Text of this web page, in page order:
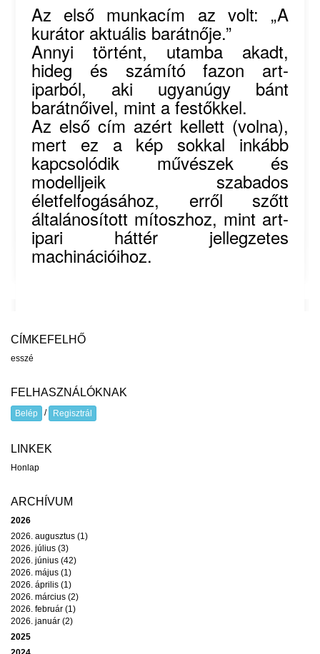
Az első munkacím az volt: „A
kurátor aktuális barátnője.”
Annyi történt, utamba akadt,
hideg és számító fazon art-
iparból, aki ugyanúgy bánt
barátnőivel, mint a festőkkel.
Az első cím azért kellett (volna),
mert ez a kép sokkal inkább
kapcsolódik művészek és
modelljeik szabados
életfelfogásához, erről szőtt
általánosított mítoszhoz, mint art-
ipari háttér jellegzetes
machinációihoz.
CÍMKEFELHŐ
esszé
FELHASZNÁLÓKNAK
Belép / Regisztrál
LINKEK
Honlap
ARCHÍVUM
2026
2026. augusztus (1)
2026. július (3)
2026. június (42)
2026. május (1)
2026. április (1)
2026. március (2)
2026. február (1)
2026. január (2)
2025